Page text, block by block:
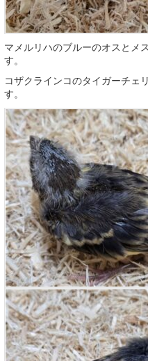
マメルリハのブルーのオスとメ
す。
コザクラインコのタイガーチェ
す。